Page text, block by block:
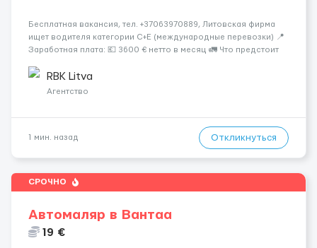
Бесплатная вакансия, тел. +37063970889, Литовская фирма
ищет водителя категории C+E (международные перевозки) 📍
Заработная плата: 💶 3600 € нетто в месяц 🚛 Что предстоит
рефрижераторах. В среднем 400–500 км в день. Погрузки и
разгрузки...
RBK Litva
Агентство
1 мин. назад Откликнуться
СРОЧНО
Автомаляр в Вантаа
19 €